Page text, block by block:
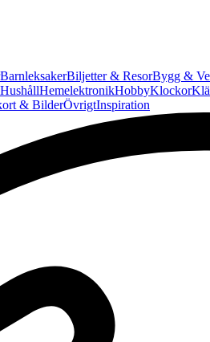
BarnleksakerBiljetter & ResorBygg &
HemelektronikHobbyKlockor
& BilderÖvrigtInspiration